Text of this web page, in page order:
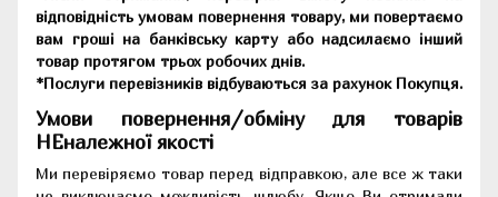
відповідність умовам повернення товару, ми повертаємо
вам гроші на банківську карту або надсилаємо інший
товар протягом трьох робочих днів.
*Послуги перевізників відбуваються за рахунок Покупця.
Умови повернення/обміну для товарів
НЕналежної якості
Ми перевіряємо товар перед відправкою, але все ж таки